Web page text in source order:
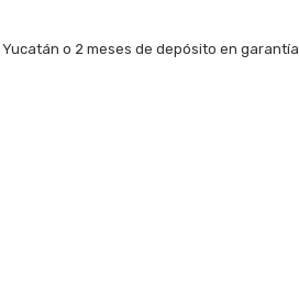
o 2 meses de depósito en garantía